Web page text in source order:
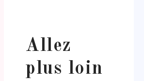
Allez
plus loin